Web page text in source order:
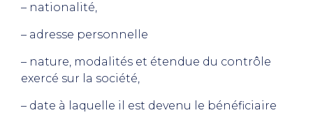
– nationalité,
– adresse personnelle
– nature, modalités et étendue du contrôle
exercé sur la société,
– date à laquelle il est devenu le bénéficiaire